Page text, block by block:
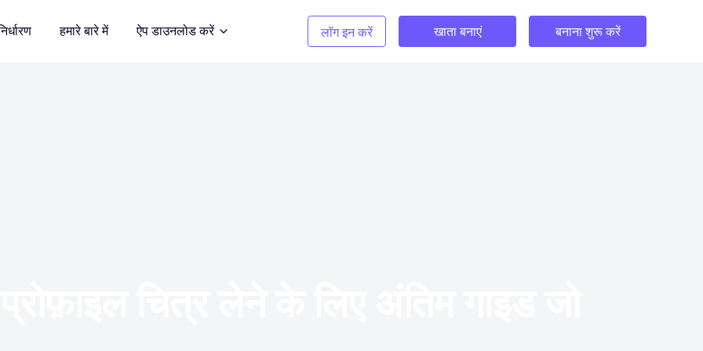
हमारे बारे में ऐप डाउनलोड करें लॉग इन करें खाता बनाएं बनाना शुरू करें